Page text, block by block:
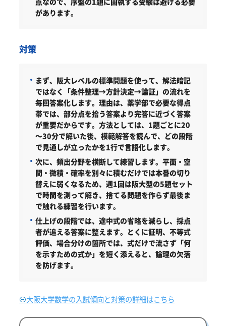
があります。
対策
まず、阪大レベルの標準問題を使って、解法暗記
ではなく「条件整理→方針決定→論証」の流れを
毎回答案化します。理由は、薬学部で必要な得点
帯では、部分点を拾う答案より完答に近づく答案
が重要だからです。方法としては、1題ごとに20
～30分で解いた後、模範解答を読んで、どの段階
で見通しが立ったかを1行で言語化します。
次に、頻出分野を横断して練習します。平面・空
間・微積・確率を別々に積むだけでは本番の切り
替えに弱くなるため、週1回は阪大型の5題セット
で時間を測って解き、捨てる問題を作らず最後ま
で触れる練習を行います。
仕上げの段階では、途中式の省略を減らし、採点
者が追える答案に整えます。とくに証明、不等式
評価、場合分けの箇所では、式だけで流さず「何
を示すための式か」を短く添えると、論理の欠落
を防げます。
大阪大学数学の入試傾向と対策の詳細はこちら